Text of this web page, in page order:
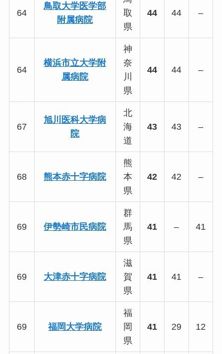
64
鳥取大学医学部
附属病院
取
県
44 44 –
64
横浜市立大学附
属病院
神
奈
川
県
44 44 –
67
旭川医科大学病
院
北
海
道
43 43 –
68 熊本赤十字病院
熊
本
県
42 42 –
69 伊勢崎市民病院
群
馬
県
41 – 41
69 大津赤十字病院
滋
賀
県
41 41 –
69 福岡大学病院
福
岡
県
41 29 12